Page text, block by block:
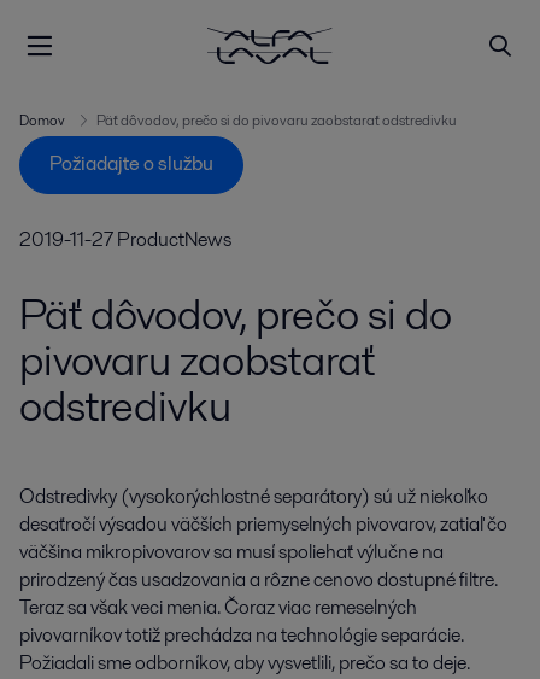
Domov Päť dôvodov, prečo si do pivovaru zaobstarať odstredivku
Požiadajte o službu
2019-11-27ProductNews
Päť dôvodov, prečo si do
pivovaru zaobstarať
odstredivku
Odstredivky (vysokorýchlostné separátory) sú už niekoľko
desaťročí výsadou väčších priemyselných pivovarov, zatiaľ čo
väčšina mikropivovarov sa musí spoliehať výlučne na
prirodzený čas usadzovania a rôzne cenovo dostupné filtre.
Teraz sa však veci menia. Čoraz viac remeselných
pivovarníkov totiž prechádza na technológie separácie.
Požiadali sme odborníkov, aby vysvetlili, prečo sa to deje.